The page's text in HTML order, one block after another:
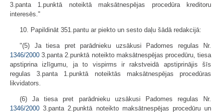
3.panta 1.punktā noteiktā maksātnespējas procedūra kreditoru
interesēs."
10. Papildināt 351.pantu ar piekto un sesto daļu šādā redakcijā:
"(5) Ja tiesa pret parādnieku uzsākusi Padomes regulas Nr.
1346/2000 3.panta 2.punktā noteikto maksātnespējas procedūru, tiesa
apstiprina izlīgumu, ja to vispirms ir rakstveidā apstiprinājis šīs
regulas 3.panta 1.punktā noteiktās maksātnespējas procedūras
likvidators.
(6) Ja tiesa pret parādnieku uzsākusi Padomes regulas Nr.
1346/2000 3.panta 2.punktā noteikto maksātnespējas procedūru un